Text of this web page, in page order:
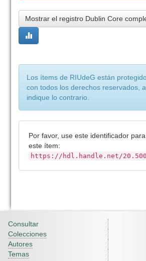
Mostrar el registro Dublin Core
Los ítems de RIUdeG están
con todos los derechos reservados,
indique lo contrario.
Por favor, use este identificador
este ítem:
https://hdl.handle.net/
Consultar
Colecciones
Autores
Temas